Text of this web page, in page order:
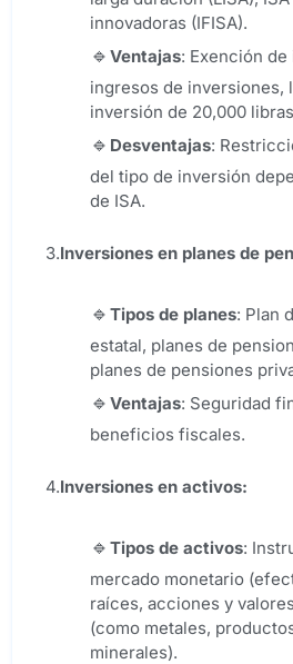
innovadoras (IFISA).
Ventajas: Exención
ingresos de inversiones,
inversión de 20,000
Desventajas:
del tipo de inversión
de ISA.
3.Inversiones en planes de
Tipos de planes: Plan
estatal, planes de
planes de pensiones
Ventajas: Seguridad
beneficios fiscales.
4.Inversiones en activos:
Tipos de activos:
mercado monetario
raíces, acciones y
(como metales,
minerales).